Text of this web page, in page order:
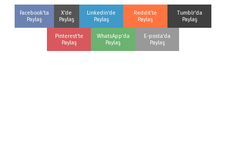
Facebook'ta
Paylaş
X'de
Paylaş
Linkedin'de
Paylaş
Reddit'te
Paylaş
Tumblr'da
Paylaş
Pinterest'te
Paylaş
WhatsApp'da
Paylaş
E-posta'da
Paylaş